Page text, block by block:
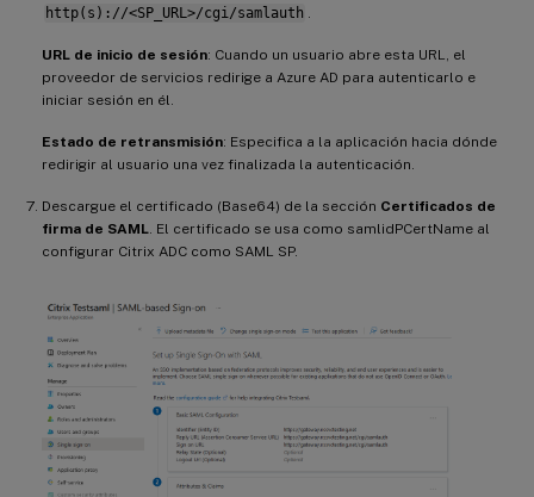
http(s)://<SP_URL>/cgi/samlauth .
URL de inicio de sesión: Cuando un usuario abre esta URL, el
proveedor de servicios redirige a Azure AD para autenticarlo e
iniciar sesión en él.
Estado de retransmisión: Especifica a la aplicación hacia dónde
redirigir al usuario una vez finalizada la autenticación.
Descargue el certificado (Base64) de la sección Certificados de
firma de SAML. El certificado se usa como samlidPCertName al
configurar Citrix ADC como SAML SP.